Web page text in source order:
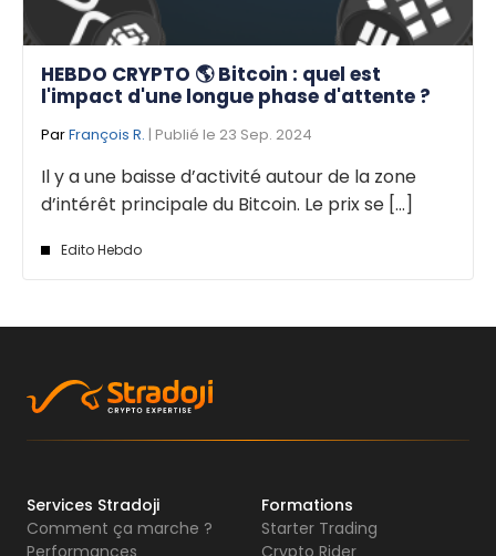
HEBDO CRYPTO 🌎 Bitcoin : quel est
l'impact d'une longue phase d'attente ?
ParFrançois R. | Publié le 23 Sep. 2024
Il y a une baisse d’activité autour de la zone
d’intérêt principale du Bitcoin. Le prix se [...]
Edito Hebdo
Services Stradoji
Comment ça marche ?
Formations
Starter Trading